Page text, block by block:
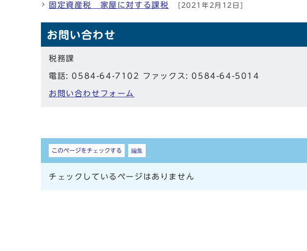
固定資産税 家屋に対する課税 [2021年2月12日]
お問い合わせ
税務課
電話: 0584-64-7102 ファックス: 0584-64-5014
お問い合わせフォーム
しおり
このページをチェックする 編集
チェックしているページはありません